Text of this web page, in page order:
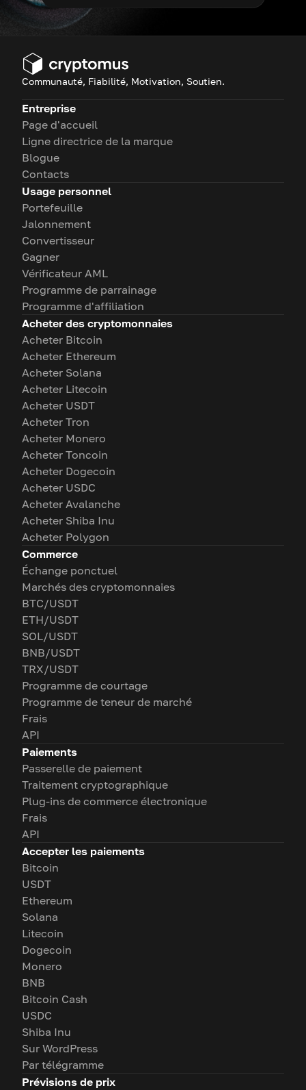
Communauté, Fiabilité, Motivation, Soutien.
Entreprise
Page d'accueil
Ligne directrice de la marque
Blogue
Contacts
Usage personnel
Portefeuille
Jalonnement
Convertisseur
Gagner
Vérificateur AML
Programme de parrainage
Programme d'affiliation
Acheter des cryptomonnaies
Acheter Bitcoin
Acheter Ethereum
Acheter Solana
Acheter Litecoin
Acheter USDT
Acheter Tron
Acheter Monero
Acheter Toncoin
Acheter Dogecoin
Acheter USDC
Acheter Avalanche
Acheter Shiba Inu
Acheter Polygon
Commerce
Échange ponctuel
Marchés des cryptomonnaies
BTC/USDT
ETH/USDT
SOL/USDT
BNB/USDT
TRX/USDT
Programme de courtage
Programme de teneur de marché
Frais
API
Paiements
Passerelle de paiement
Traitement cryptographique
Plug-ins de commerce électronique
Frais
API
Accepter les paiements
Bitcoin
USDT
Ethereum
Solana
Litecoin
Dogecoin
Monero
BNB
Bitcoin Cash
USDC
Shiba Inu
Sur WordPress
Par télégramme
Prévisions de prix